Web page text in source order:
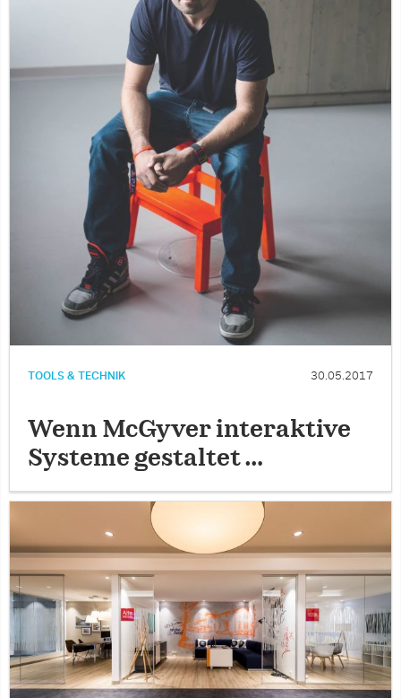
TOOLS & TECHNIK 30.05.2017
Wenn McGyver interaktive
Systeme gestaltet …